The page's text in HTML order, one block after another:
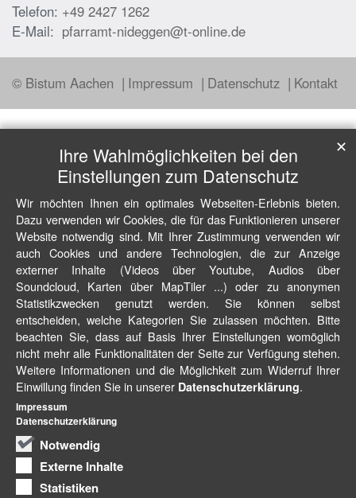
Telefon: +49 2427 1262
E-Mail: pfarramt-nideggen@t-online.de
© Bistum Aachen Impressum Datenschutz Kontakt
Ihre Wahlmöglichkeiten bei den
Einstellungen zum Datenschutz
Wir möchten Ihnen ein optimales Webseiten-Erlebnis bieten.
Dazu verwenden wir Cookies, die für das Funktionieren unserer
Website notwendig sind. Mit Ihrer Zustimmung verwenden wir
auch Cookies und andere Technologien, die zur Anzeige
externer Inhalte (Videos über Youtube, Audios über
Soundcloud, Karten über MapTiler ...) oder zu anonymen
Statistikzwecken genutzt werden. Sie können selbst
entscheiden, welche Kategorien Sie zulassen möchten. Bitte
beachten Sie, dass auf Basis Ihrer Einstellungen womöglich
nicht mehr alle Funktionalitäten der Seite zur Verfügung stehen.
Weitere Informationen und die Möglichkeit zum Widerruf Ihrer
Einwillung finden Sie in unserer Datenschutzerklärung.
Notwendig
Externe Inhalte
Statistiken
✕
Impressum
Datenschutzerklärung